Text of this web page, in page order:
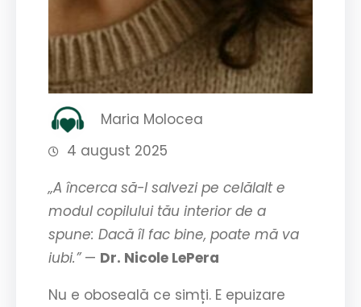
Maria Molocea
4 august 2025
„A încerca să-l salvezi pe celălalt e
modul copilului tău interior de a
spune: Dacă îl fac bine, poate mă va
iubi.”— Dr. Nicole LePera
Nu e oboseală ce simți. E epuizare